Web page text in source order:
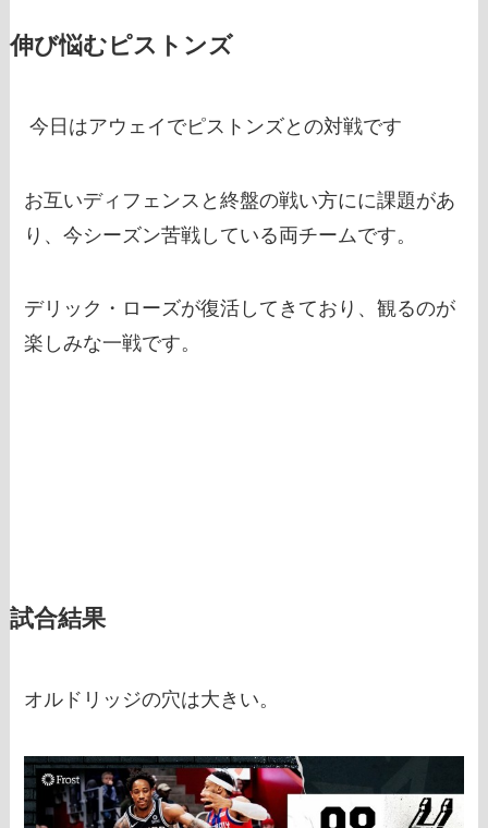
伸び悩むピストンズ
今日はアウェイでピストンズとの対戦です
お互いディフェンスと終盤の戦い方にに課題があ
り、今シーズン苦戦している両チームです。
デリック・ローズが復活してきており、観るのが
楽しみな一戦です。
試合結果
オルドリッジの穴は大きい。